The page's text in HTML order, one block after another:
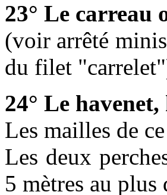
23° Le carreau
(voir arrêté
du filet
24° Le
Les mailles de
Les deux
5 mètres au plus